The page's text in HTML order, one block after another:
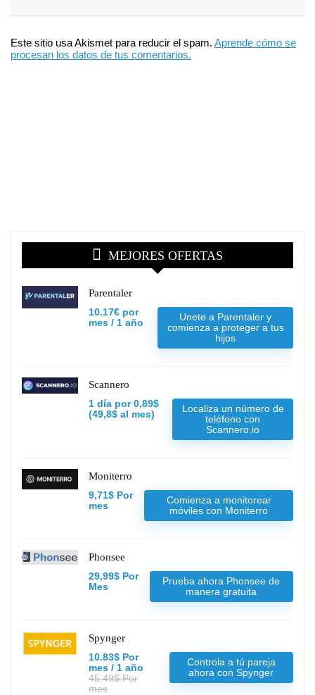
Este sitio usa Akismet para reducir el spam. Aprende cómo se
procesan los datos de tus comentarios.
MEJORES OFERTAS
Parentaler
10.17€ por
mes / 1 año
Unete a Parentaler y
comienza a proteger a tus
hijos
Scannero
1 día por 0,89$
(49,8$ al mes)
Localiza un número de
teléfono con
Scannero.io
Moniterro
9,71$ Por
mes
Comienza a monitorear
móviles con Moniterro
Phonsee
29,99$ Por
Mes
Prueba ahora Phonsee de
manera gratuita
Spynger
10.83$ Por
mes / 1 año
45.49$ Por
mes
Controla a tú pareja
ahora con Spynger